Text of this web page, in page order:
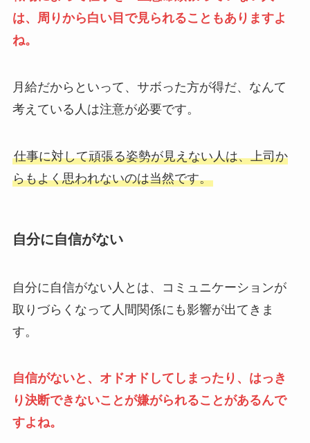
は、周りから白い目で見られることもありますよ
ね。
月給だからといって、サボった方が得だ、なんて
考えている人は注意が必要です。
仕事に対して頑張る姿勢が見えない人は、上司か
らもよく思われないのは当然です。
自分に自信がない
自分に自信がない人とは、コミュニケーションが
取りづらくなって人間関係にも影響が出てきま
す。
自信がないと、オドオドしてしまったり、はっき
り決断できないことが嫌がられることがあるんで
すよね。